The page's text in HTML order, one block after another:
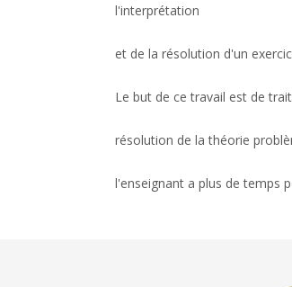
l'interprétation
et de la résolution d'un
Le but de ce travail est de
résolution de la théorie
l'enseignant a plus de temps